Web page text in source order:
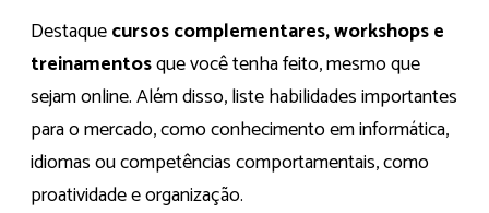
Destaquecursos complementares, workshops e
treinamentosque você tenha feito, mesmo que
sejam online. Além disso, liste habilidades importantes
para o mercado, como conhecimento em informática,
idiomas ou competências comportamentais, como
proatividade e organização.